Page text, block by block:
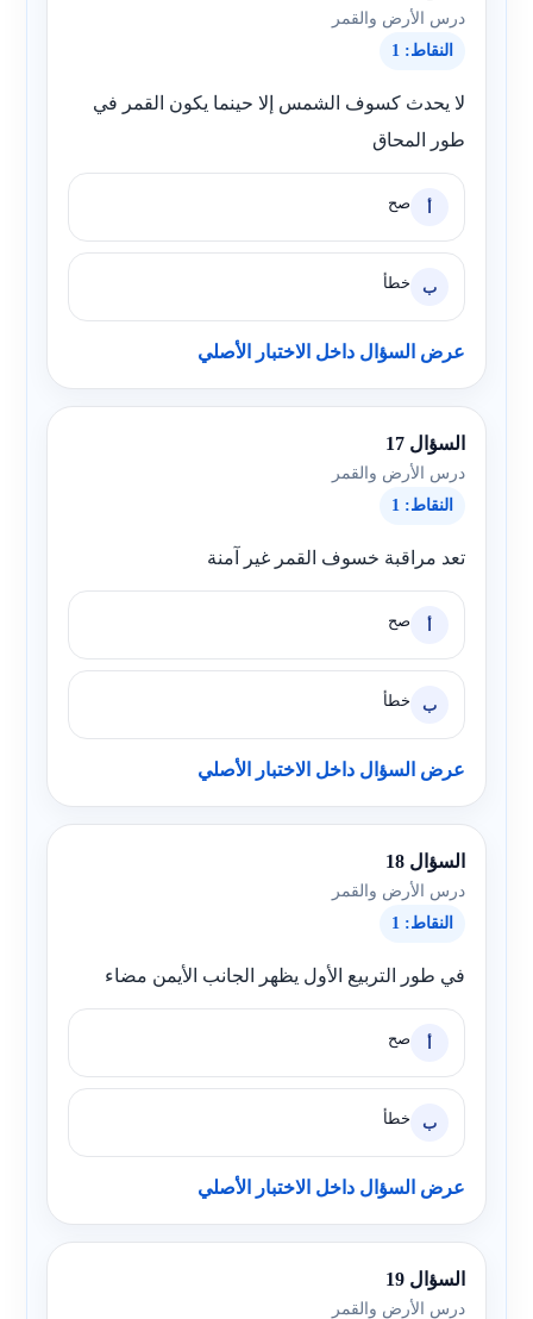
درس الأرض والقمر
النقاط: 1
لا يحدث كسوف الشمس إلا حينما يكون القمر في
طور المحاق
أ صح
ب خطأ
عرض السؤال داخل الاختبار الأصلي
السؤال 17
درس الأرض والقمر
النقاط: 1
تعد مراقبة خسوف القمر غير آمنة
أ صح
ب خطأ
عرض السؤال داخل الاختبار الأصلي
السؤال 18
درس الأرض والقمر
النقاط: 1
في طور التربيع الأول يظهر الجانب الأيمن مضاء
أ صح
ب خطأ
عرض السؤال داخل الاختبار الأصلي
السؤال 19
درس الأرض والقمر